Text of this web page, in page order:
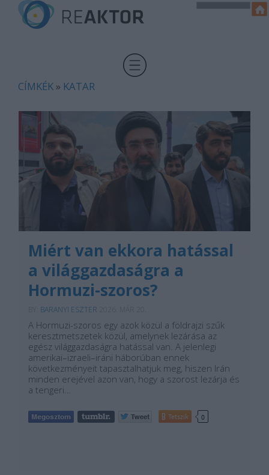
CÍMKÉK » KATAR
Miért van ekkora hatással
a világgazdaságra a
Hormuzi-szoros?
BARANYI ESZTER
A Hormuzi-szoros egy azok közül a földrajzi szűk
keresztmetszetek közül, amelynek lezárása az
egész világgazdaságra hatással van. A jelenlegi
amerikai–izraeli–iráni háborúban ennek
következményeit tapasztalhatjuk meg, hiszen Irán
minden erejével azon van, hogy a szorost lezárja és
a tengeri…
Tetszik 0